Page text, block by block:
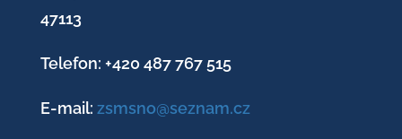
47113
Telefon: +420 487 767 515
E-mail: zsmsno@seznam.cz